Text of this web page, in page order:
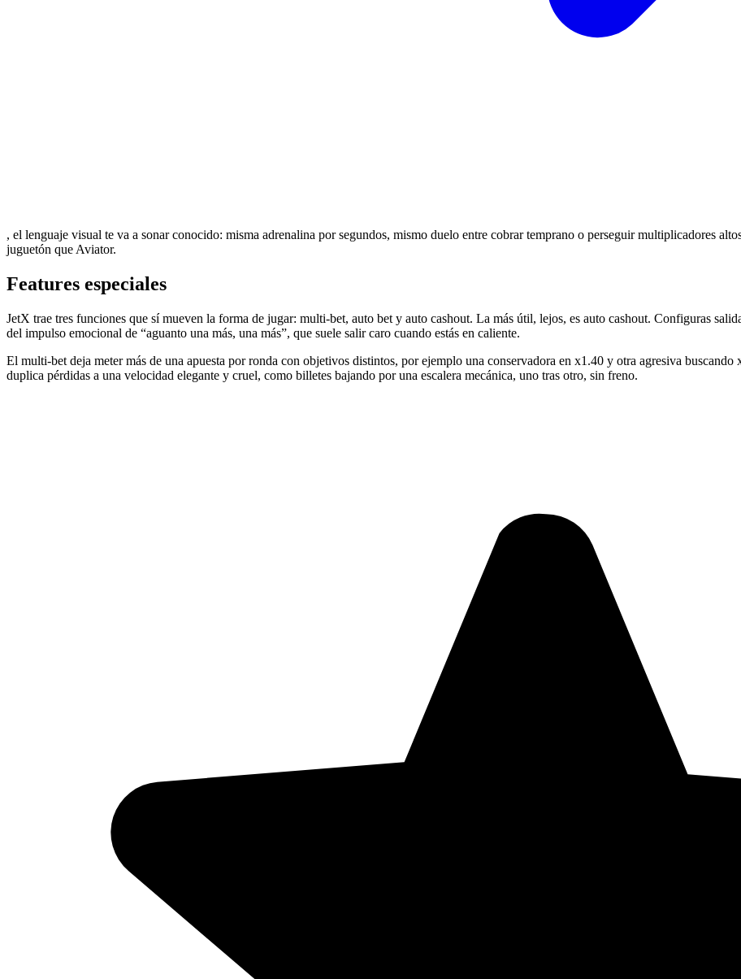
, el lenguaje visual te va a sonar conocido: misma adrenalina por segundos, mismo duelo entre cobrar temprano o perseguir multiplicadores
juguetón que Aviator.
Features especiales
JetX trae tres funciones que sí mueven la forma de jugar: multi-bet, auto bet y auto cashout. La más útil, lejos, es auto cashout. Configuras
del impulso emocional de “aguanto una más, una más”, que suele salir caro cuando estás en caliente.
El multi-bet deja meter más de una apuesta por ronda con objetivos distintos, por ejemplo una conservadora en x1.40 y otra agresiva
duplica pérdidas a una velocidad elegante y cruel, como billetes bajando por una escalera mecánica, uno tras otro, sin freno.